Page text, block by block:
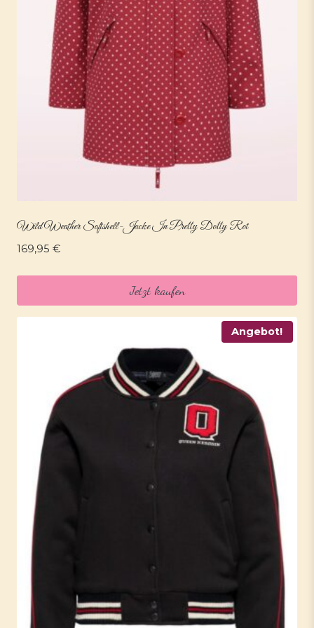
Wild Weather Softshell-Jacke In Pretty Dotty Rot
169,95 €
Jetzt kaufen
Angebot!